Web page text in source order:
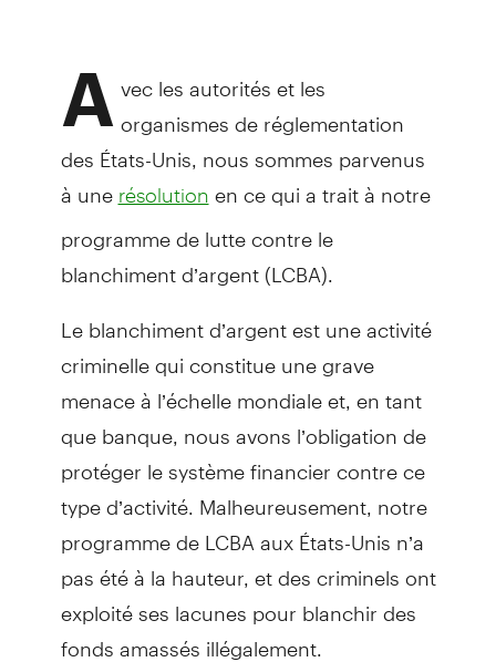
Avec les autorités et les
organismes de réglementation
des États-Unis, nous sommes parvenus
à une résolution en ce qui a trait à notre
programme de lutte contre le
blanchiment d’argent (LCBA).
Le blanchiment d’argent est une activité
criminelle qui constitue une grave
menace à l’échelle mondiale et, en tant
que banque, nous avons l’obligation de
protéger le système financier contre ce
type d’activité. Malheureusement, notre
programme de LCBA aux États-Unis n’a
pas été à la hauteur, et des criminels ont
exploité ses lacunes pour blanchir des
fonds amassés illégalement.